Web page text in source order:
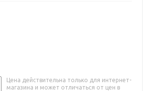
Цена действительна только для интернет-
магазина и может отличаться от цен в